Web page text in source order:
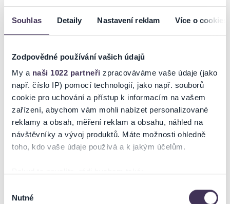
Souhlas Detaily Nastavení reklam Více o cookies
Zodpovědné používání vašich údajů
My a naši 1022 partneři zpracováváme vaše údaje (jako
např. číslo IP) pomocí technologií, jako např. souborů
cookie pro uchování a přístup k informacím na vašem
zařízení, abychom vám mohli nabízet personalizované
reklamy a obsah, měření reklam a obsahu, náhled na
návštěvníky a vývoj produktů. Máte možnosti ohledně
toho, kdo vaše údaje používá a k jakým účelům.
které mohou být přesné na několik metrů
souhlasu
Nutné
DRUPI - 50 ANNI TOUR
15.8.2026
Trnava
DRUPI - 50 ANNI TOUR
Martin